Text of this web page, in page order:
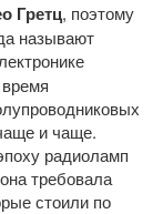
Гретц, поэтому
называют
и чаще.
радиоламп
требовала
стоили по